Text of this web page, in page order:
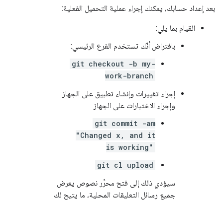
بعد إعداد حسابك، يمكنك إجراء عملية التحميل الفعلية:
القيام بما يلي:
بافتراض أنّك تستخدم الفرع الرئيسي:
git checkout -b my-
work-branch
إجراء تغييرات وإنشاء تطبيق على الجهاز
وإجراء الاختبارات على الجهاز
git commit -am
"Changed x, and it
is working"
git cl upload
سيؤدي ذلك إلى فتح محرِّر نصوص يعرض
جميع رسائل التعليقات المحلية، ما يتيح لك